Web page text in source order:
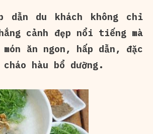
dẫn du khách không chỉ
cảnh đẹp nổi tiếng mà
món ăn ngon, hấp dẫn, đặc
hàu bổ dưỡng.